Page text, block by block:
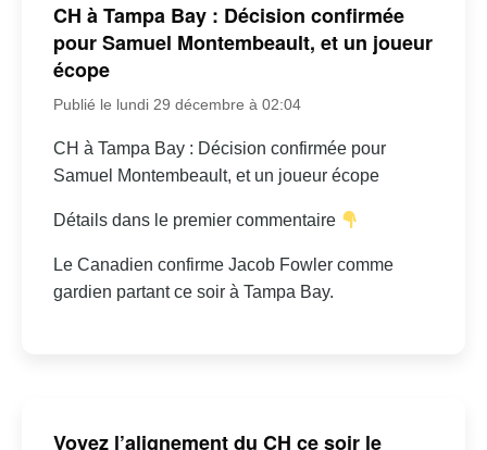
CH à Tampa Bay : Décision confirmée
pour Samuel Montembeault, et un joueur
écope
Publié le lundi 29 décembre à 02:04
CH à Tampa Bay : Décision confirmée pour
Samuel Montembeault, et un joueur écope
Détails dans le premier commentaire
Le Canadien confirme Jacob Fowler comme
gardien partant ce soir à Tampa Bay.
Voyez l’alignement du CH ce soir le